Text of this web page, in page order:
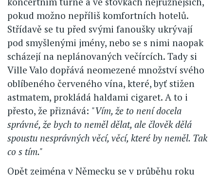
pokud možno nepříliš komfortních hotelů.
Střídavě se tu před svými fanoušky ukrývají
pod smyšlenými jmény, nebo se s nimi naopak
scházejí na neplánovaných večírcích. Tady si
Ville Valo dopřává neomezené množství svého
oblíbeného červeného vína, které, byť stižen
astmatem, prokládá haldami cigaret. A to i
přesto, že přiznává: "Vím, že to není docela
správné, že bych to neměl dělat, ale člověk dělá
spoustu nesprávných věcí, věcí, které by neměl. Tak
co s tím."
Opět zejména v Německu se v průběhu roku